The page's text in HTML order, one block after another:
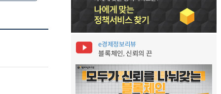
e경제정보리뷰
블록체인, 신뢰의 끈